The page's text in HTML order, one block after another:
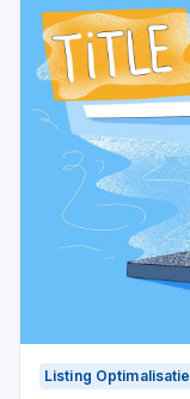
Listing Optimalisatie